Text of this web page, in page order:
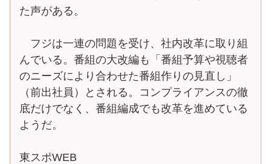
た声がある。
フジは一連の問題を受け、社内改革に取り組
んでいる。番組の大改編も「番組予算や視聴者
のニーズにより合わせた番組作りの見直し」
（前出社員）とされる。コンプライアンスの徹
底だけでなく、番組編成でも改革を進めている
ようだ。
東スポWEB